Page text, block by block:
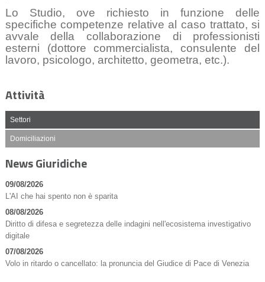
Lo Studio, ove richiesto in funzione delle
specifiche competenze relative al caso trattato, si
avvale della collaborazione di professionisti
esterni (dottore commercialista, consulente del
lavoro, psicologo, architetto, geometra, etc.).
Attività
Settori
Domiciliazioni
News Giuridiche
09/08/2026
L'AI che hai spento non è sparita
08/08/2026
Diritto di difesa e segretezza delle indagini nell'ecosistema investigativo
digitale
07/08/2026
Volo in ritardo o cancellato: la pronuncia del Giudice di Pace di Venezia